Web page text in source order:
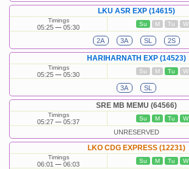
LKU ASR EXP (14615)
Timings
05:25 05:30 Su M Tu W
2A 3A SL 2S
HARIHARNATH EXP (14523)
Timings
05:25 05:30 Su M Tu W
3A SL
SRE MB MEMU (64566)
Timings
05:27 05:37 Su M Tu W
UNRESERVED
LKO CDG EXPRESS (12231)
Timings
06:01 06:03 Su M Tu W